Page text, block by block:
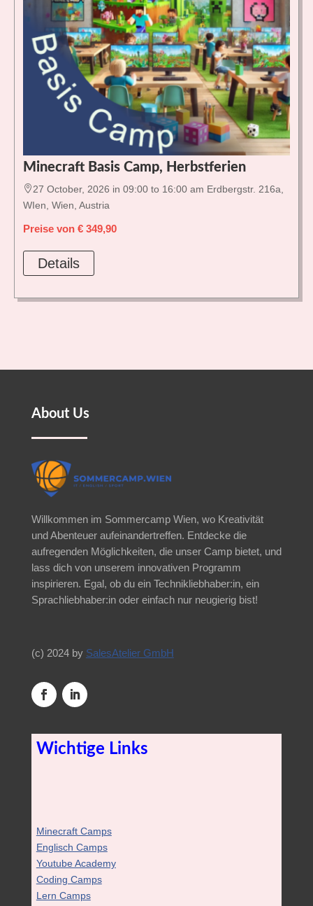
Minecraft Basis Camp, Herbstferien
 27 October, 2026 in 09:00 to 16:00 am Erdbergstr. 216a,
WIen, Wien, Austria
Preise von € 349,90
Details
About Us
Willkommen im Sommercamp Wien, wo Kreativität
und Abenteuer aufeinandertreffen. Entdecke die
aufregenden Möglichkeiten, die unser Camp bietet, und
lass dich von unserem innovativen Programm
inspirieren. Egal, ob du ein Technikliebhaber:in, ein
Sprachliebhaber:in oder einfach nur neugierig bist!
(c) 2024 by SalesAtelier GmbH
Wichtige Links
Minecraft Camps
Englisch Camps
Youtube Academy
Coding Camps
Lern Camps